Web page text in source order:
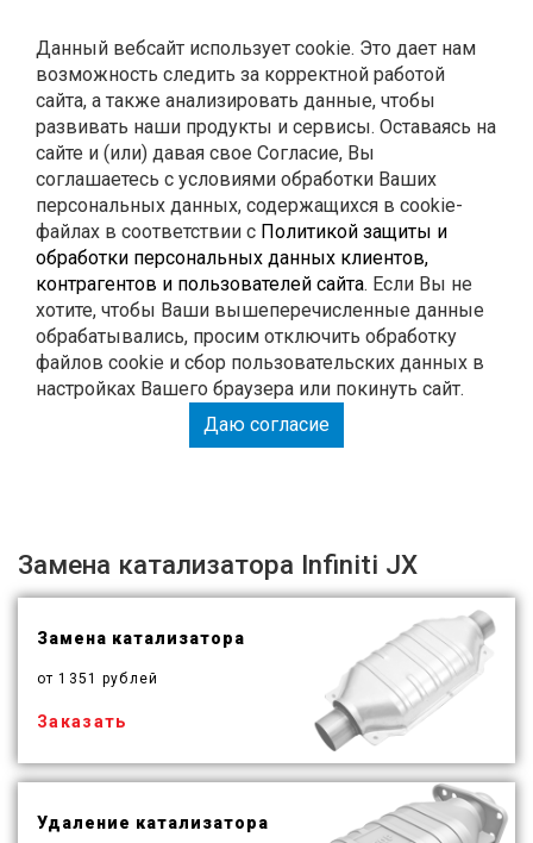
Данный вебсайт использует cookie. Это дает нам
возможность следить за корректной работой
сайта, а также анализировать данные, чтобы
развивать наши продукты и сервисы. Оставаясь на
сайте и (или) давая свое Согласие, Вы
соглашаетесь с условиями обработки Ваших
персональных данных, содержащихся в cookie-
файлах в соответствии с Политикой защиты и
обработки персональных данных клиентов,
контрагентов и пользователей сайта. Если Вы не
хотите, чтобы Ваши вышеперечисленные данные
обрабатывались, просим отключить обработку
файлов cookie и сбор пользовательских данных в
настройках Вашего браузера или покинуть сайт.
Даю согласие
Корзина
0
ГЛУШИТЕЛИ
РЕМОНТ
тюнинг
РАСПЕЧАТАЙ КУПОН И ПОЛУЧИ СКИДКУ НА
РАБОТУ 15%
Замена катализатора Infiniti JX
Замена катализатора
от 1351 рублей
Заказать
Удаление катализатора